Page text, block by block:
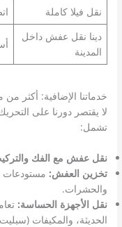
نقل فيلا كاملة
دينا نقل عفش داخل
المدينة
خدماتنا الإضافية: أكثر
لا يقتصر دورنا على
تشمل:
نقل عفش مع الفك
تخزين العفش: مستودعات
والحشرات.
نقل الأجهزة الحساسة:
الحديثة، والمكيفات